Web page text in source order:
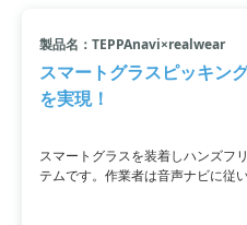
製品名：TEPPAnavi×realwear
スマートグラスピッキン
を実現！
スマートグラスを装着しハンズフ
テムです。作業者は音声ナビに従
答することで効率的な作業を行う
イズフリーといった特長により、